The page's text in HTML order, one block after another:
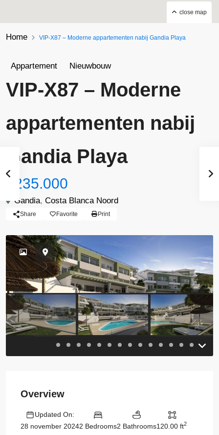
close map
Home VIP-X87 – Moderne appartementen nabij Gandia Playa
Appartement Nieuwbouw
VIP-X87 – Moderne
appartementen nabij
Gandia Playa
$235.000
Gandia, Costa Blanca Noord
Share Favorite Print
Previous
Overview
Updated On:
28 november 20242 Bedrooms2 Bathrooms120.00 ft2